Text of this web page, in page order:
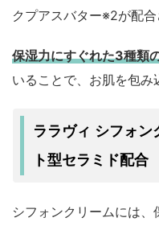
クプアスバター※2が配合
保湿力にすぐれた3種類
いることで、お肌を包み
ララヴィ シフォ
ト型セラミド配合
シフォンクリームには